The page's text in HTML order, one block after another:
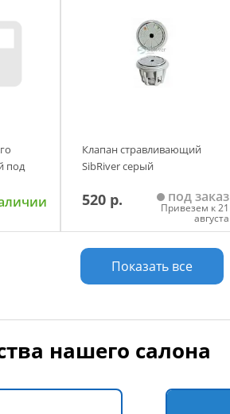
под
Клапан стравливающий
SibRiver серый
520 р. под заказ
Привезем к 21
августа
Добавить в корзину
Показать все
нашего салона